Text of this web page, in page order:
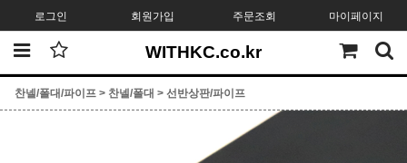
로그인 회원가입 주문조회 마이페이지
WITHKC.co.kr
찬넬/폴대/파이프 > 찬넬/폴대 > 선반상판/파이프